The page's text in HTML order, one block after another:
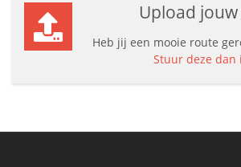
Upload
Heb jij een mooie route
Stuur deze dan